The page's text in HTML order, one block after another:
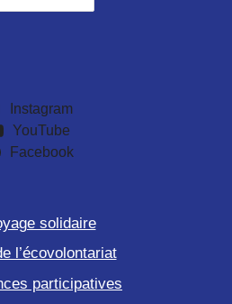
Instagram
YouTube
Facebook
solidaire
l’écovolontariat
participatives